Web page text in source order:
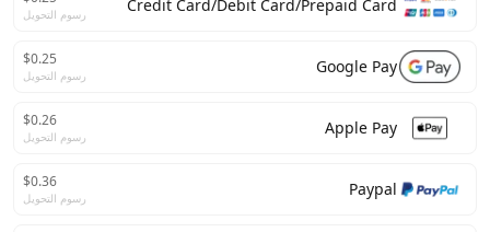
Credit Card/Debit Card/Prepaid Card رسوم التحويل
Google Pay
$0.25
رسوم التحويل
Apple Pay
$0.26
رسوم التحويل
Paypal
$0.36
رسوم التحويل